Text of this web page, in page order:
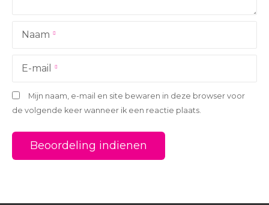
Naam
E-mail
Mijn naam, e-mail en site bewaren in deze browser voor
de volgende keer wanneer ik een reactie plaats.